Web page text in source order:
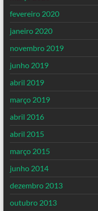
fevereiro 2020
janeiro 2020
novembro 2019
junho 2019
abril 2019
março 2019
abril 2016
abril 2015
março 2015
junho 2014
dezembro 2013
outubro 2013